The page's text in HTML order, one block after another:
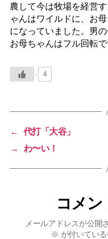
農して今は牧場を経営
ゃんはワイルドに、お
になっていました。男
お母ちゃんはフル回転
4
←
代打「大谷」
→
わ〜い！
コメン
メールアドレスが公開
※ が付いてい